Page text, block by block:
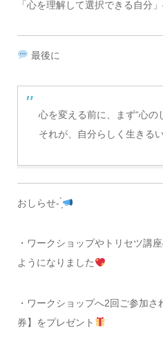
「心を理解して選択できる自分
最後に
心を変える前に、まず“心の
それが、自分らしく生きる
おしらせ- ̗̀
・ワークショップやトリセツ講
ようになりました
・ワークショップへ2回ご参加
券】をプレゼント